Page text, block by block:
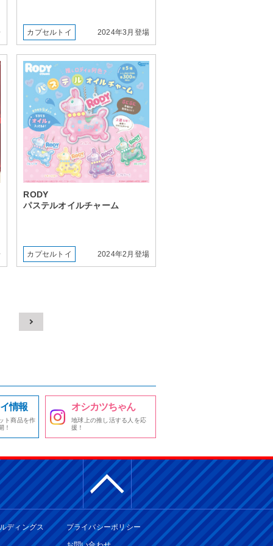
カプセルトイ 2024年3月登場
RODY
パステルオイルチャーム
カプセルトイ 2024年2月登場
情報
ト商品を作
！
オシカツちゃん
地球上の推し活する人を応
援！
ディングス プライバシーポリシー